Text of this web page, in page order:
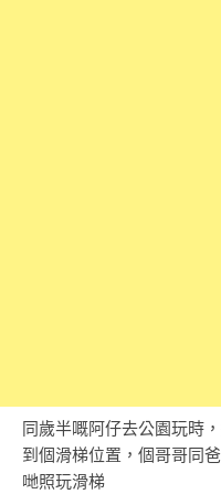
同歲半嘅阿仔去公園玩時
到個滑梯位置，個哥哥同
哋照玩滑梯